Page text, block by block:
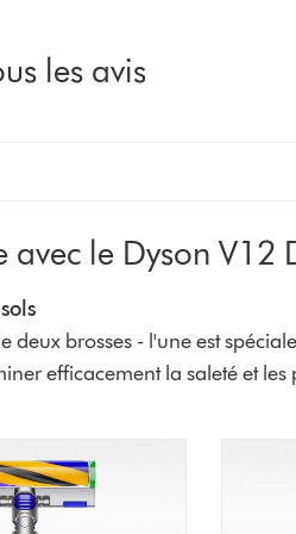
les avis
avec le Dyson V12
deux brosses - l'une est
efficacement la saleté et